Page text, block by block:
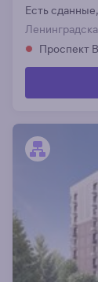
Есть сданные,
Проспект